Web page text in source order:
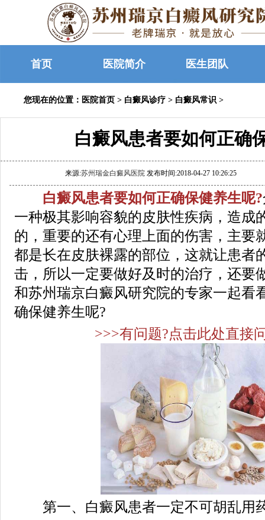
首页 医院简介 医生团队
您现在的位置： 医院首页 > 白癜风诊疗 > 白癜风常识 >
白癜风患者要如何正确
来源:苏州瑞金白癜风医院 发布时间:2018-04-27 10:26:25
白癜风患者要如何正确保健养生呢?
一种极其影响容貌的皮肤性疾病，造成
的，重要的还有心理上面的伤害，主要
都是长在皮肤裸露的部位，这就让患者
击，所以一定要做好及时的治疗，还要
和苏州瑞京白癜风研究院的专家一起看
确保健养生呢?
>>>有问题?点击此处直接
第一、白癜风患者一定不可胡乱用